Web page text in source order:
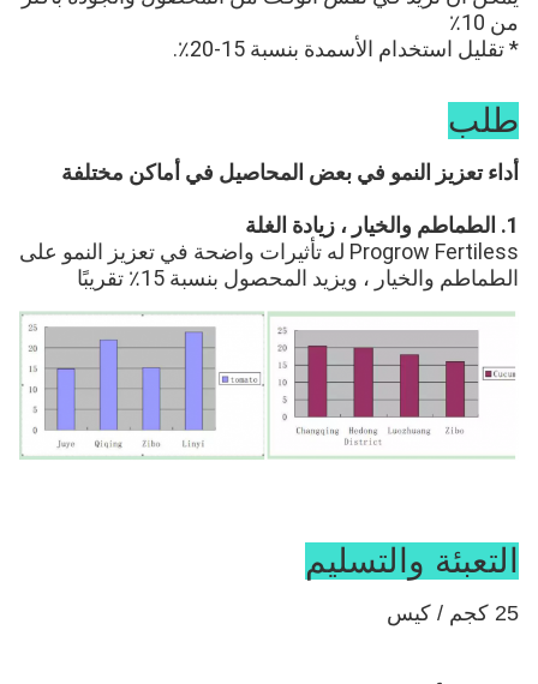
من 10٪
* تقليل استخدام الأسمدة بنسبة 15-20٪.
طلب
أداء تعزيز النمو في بعض المحاصيل في أماكن مختلفة
1. الطماطم والخيار ، زيادة الغلة
الطماطم والخيار ، ويزيد المحصول بنسبة 15٪ تقريبًا
التعبئة والتسليم
25 كجم / كيس